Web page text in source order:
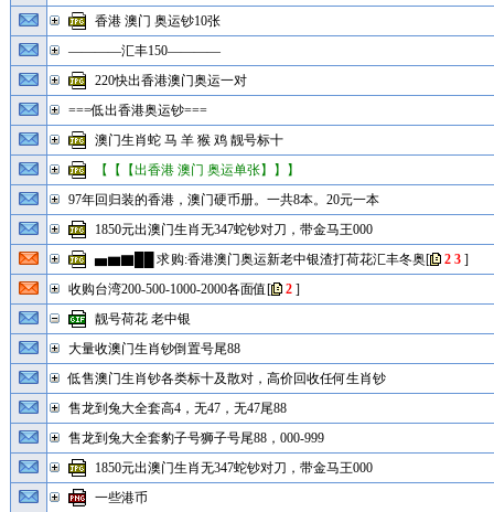
香港 澳门 奥运钞10张
————汇丰150————
220快出香港澳门奥运一对
===低出香港奥运钞===
澳门生肖蛇 马 羊 猴 鸡 靓号标十
【【【出香港 澳门 奥运单张】】】
97年回归装的香港，澳门硬币册。一共8本。20元一本
1850元出澳门生肖无347蛇钞对刀，带金马王000
▅▆▇██ 求购:香港澳门奥运新老中银渣打荷花汇丰冬奥[ 2 3]
收购台湾200-500-1000-2000各面值 [ 2]
靓号荷花 老中银
大量收澳门生肖钞倒置号尾88
低售澳门生肖钞各类标十及散对，高价回收任何生肖钞
售龙到兔大全套高4，无47，无47尾88
售龙到兔大全套豹子号狮子号尾88，000-999
1850元出澳门生肖无347蛇钞对刀，带金马王000
一些港币